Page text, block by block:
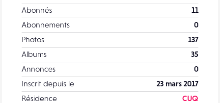
Abonnés
11
Abonnements
0
Photos
137
Albums
35
Annonces
0
Inscrit depuis le
23 mars 2017
Résidence
CUQ